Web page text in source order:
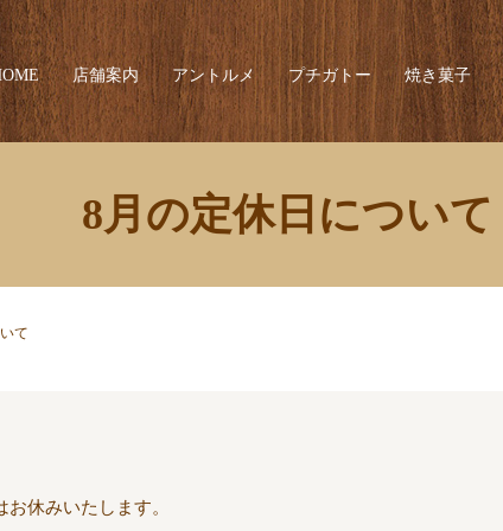
店舗案内 アントルメ プチガトー 焼き菓子
8月の定休日について
て
休みいたします。